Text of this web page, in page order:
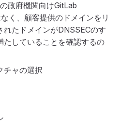
政府機関向けGitLab
く、顧客提供のドメインをリ
れたドメインがDNSSECのす
たしていることを確認するの
チャの選択